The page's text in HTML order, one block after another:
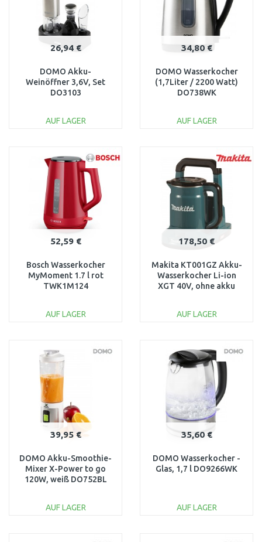
26,94 €
DOMO Akku-
Weinöffner 3,6V, Set
DO3103
AUF LAGER
Vergleichen
34,80 €
DOMO Wasserkocher
(1,7Liter / 2200 Watt)
DO738WK
AUF LAGER
Vergleichen
52,59 €
Bosch Wasserkocher
MyMoment 1.7 l rot
TWK1M124
AUF LAGER
Vergleichen
178,50 €
Makita KT001GZ Akku-
Wasserkocher Li-ion
XGT 40V, ohne akku
AUF LAGER
Vergleichen
39,95 €
DOMO Akku-Smoothie-
Mixer X-Power to go
120W, weiß DO752BL
AUF LAGER
35,60 €
DOMO Wasserkocher -
Glas, 1,7 l DO9266WK
AUF LAGER